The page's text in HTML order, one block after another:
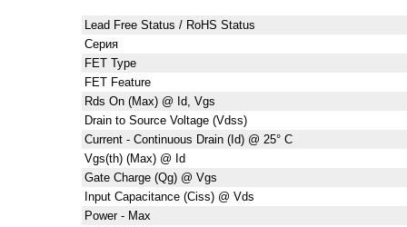
Lead Free Status / RoHS Status
Серия
FET Type
FET Feature
Rds On (Max) @ Id, Vgs
Drain to Source Voltage (Vdss)
Current - Continuous Drain (Id) @ 25° C
Vgs(th) (Max) @ Id
Gate Charge (Qg) @ Vgs
Input Capacitance (Ciss) @ Vds
Power - Max